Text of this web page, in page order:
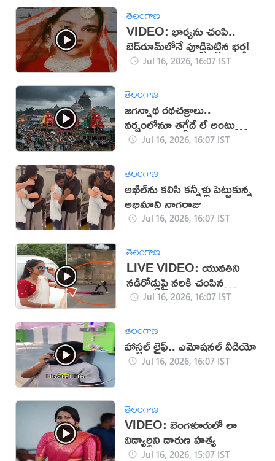
తెలంగాణ
VIDEO: భార్యను చంపి..
బెడ్‌రూమ్‌లోనే పూడ్చిపెట్టిన భర్త!
Jul 16, 2026, 16:07 IST
తెలంగాణ
జగన్నాథ రథచక్రాలు..
వర్షంలోనూ తగ్గేదే లే అంటున్న
భక్తులుJul 16, 2026, 16:07 IST
తెలంగాణ
అఖిల్‌ను కలిసి కన్నీళ్లు పెట్టుకున్న
అభిమాని నాగరాజు
Jul 16, 2026, 16:07 IST
తెలంగాణ
LIVE VIDEO: యువతిని
నడిరోడ్డుపై నరికి చంపిన
కిరాతకుడు
Jul 16, 2026, 16:07 IST
తెలంగాణ
హాస్టల్ లైఫ్.. ఎమోషనల్ వీడియో
Jul 16, 2026, 16:07 IST
తెలంగాణ
VIDEO: బెంగళూరులో లా
విద్యార్థిని దారుణ హత్య
Jul 16, 2026, 15:07 IST